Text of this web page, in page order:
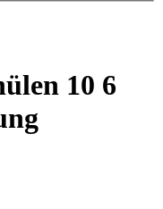
10 6